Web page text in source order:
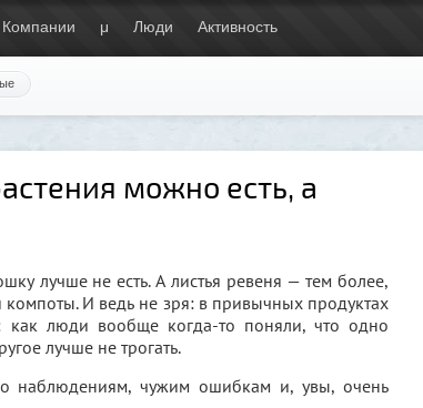
Компании μ Люди Активность
можно есть, а
лучше не есть. А листья ревеня — тем более,
компоты. И ведь не зря: в привычных продуктах
как люди вообще когда-то поняли, что одно
лучше не трогать.
наблюдениям, чужим ошибкам и, увы, очень